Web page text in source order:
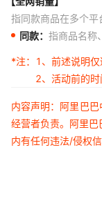
指同款商品在多个
同款： 指商品名称
*注：
1、前述说明仅
2、活动前的
内容声明：阿里巴
经营者负责。阿里
内有任何违法/侵权